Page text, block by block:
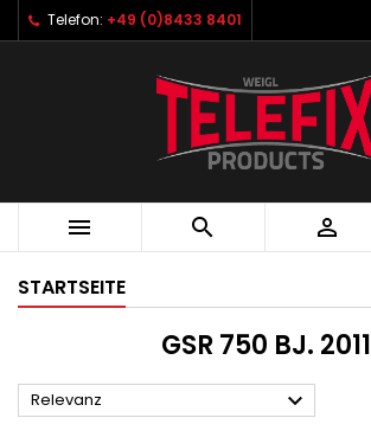
Telefon: +49 (0)8433 8401
  
STARTSEITE
GSR 750 BJ. 2011
Relevanz 